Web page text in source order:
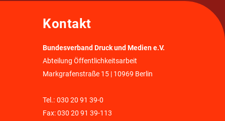
Kontakt
Bundesverband Druck und Medien e.V.
Abteilung Öffentlichkeitsarbeit
Markgrafenstraße 15 | 10969 Berlin
Tel.: 030 20 91 39-0
Fax: 030 20 91 39-113